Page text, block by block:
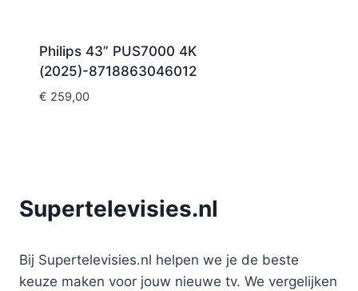
Philips 43” PUS7000 4K
(2025)-8718863046012
€ 259,00
Supertelevisies.nl
Bij Supertelevisies.nl helpen we je de beste
keuze maken voor jouw nieuwe tv. We vergelijken